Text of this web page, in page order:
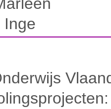
Inge